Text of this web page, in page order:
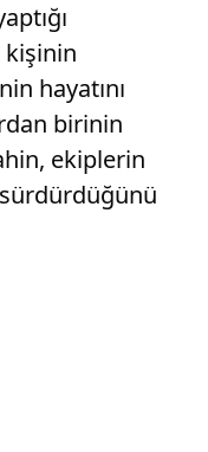
kişinin
hayatını
birinin
ekiplerin
sürdürdüğünü